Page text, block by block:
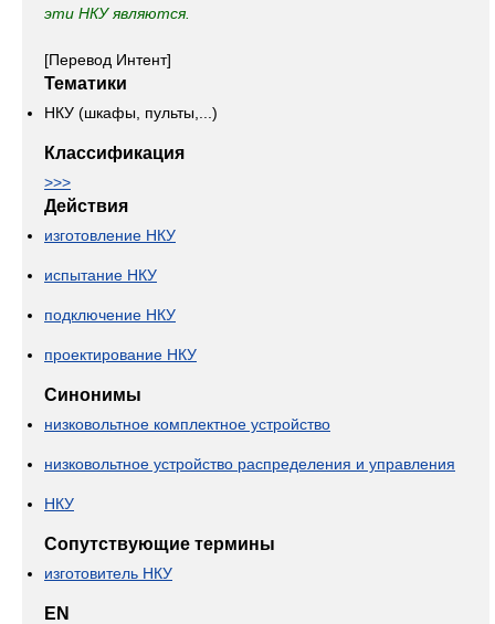
эти НКУ являются.
[Перевод Интент]
Тематики
НКУ (шкафы, пульты,...)
Классификация
>>>
Действия
изготовление НКУ
испытание НКУ
подключение НКУ
проектирование НКУ
Синонимы
низковольтное комплектное устройство
низковольтное устройство распределения и управления
НКУ
Сопутствующие термины
изготовитель НКУ
EN